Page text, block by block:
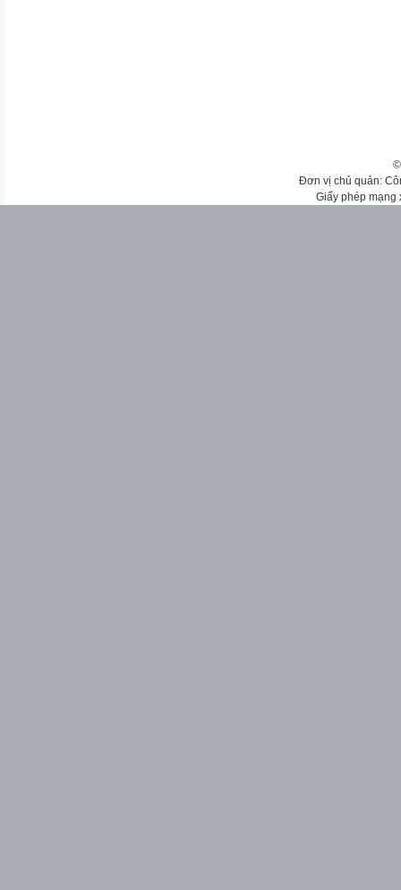
Đơn vị chủ quản:
Giấy phép mạng